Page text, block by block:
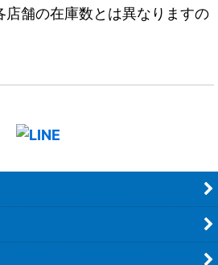
店舗の在庫数とは異なりますの